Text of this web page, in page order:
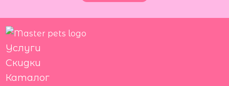
Услуги
Скидки
Каталог